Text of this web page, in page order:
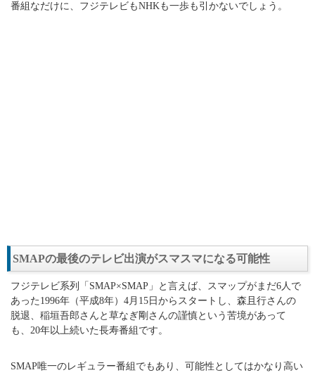
番組なだけに、フジテレビもNHKも一歩も引かないでしょう。
SMAPの最後のテレビ出演がスマスマになる可能性
フジテレビ系列「SMAP×SMAP」と言えば、スマップがまだ6人で
あった1996年（平成8年）4月15日からスタートし、森且行さんの
脱退、稲垣吾郎さんと草なぎ剛さんの謹慎という苦境があって
も、20年以上続いた長寿番組です。
SMAP唯一のレギュラー番組でもあり、可能性としてはかなり高い